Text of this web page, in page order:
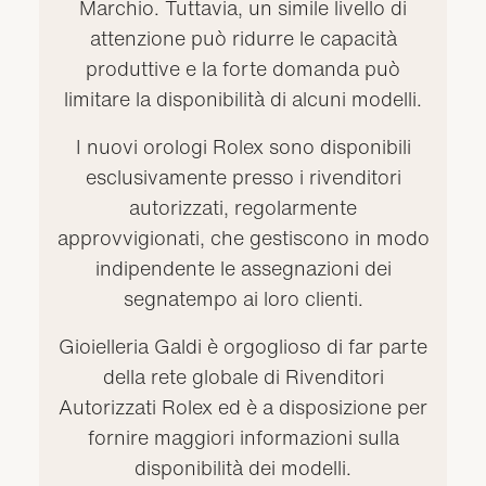
Marchio. Tuttavia, un simile livello di
attenzione può ridurre le capacità
produttive e la forte domanda può
limitare la disponibilità di alcuni modelli.
I nuovi orologi Rolex sono disponibili
esclusivamente presso i rivenditori
autorizzati, regolarmente
approvvigionati, che gestiscono in modo
indipendente le assegnazioni dei
segnatempo ai loro clienti.
Gioielleria Galdi è orgoglioso di far parte
della rete globale di Rivenditori
Autorizzati Rolex ed è a disposizione per
fornire maggiori informazioni sulla
disponibilità dei modelli.